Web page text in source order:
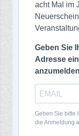
acht Mal im
Geben Sie
Adresse
anzumelden
Geben Sie bitte
die Anmeldung